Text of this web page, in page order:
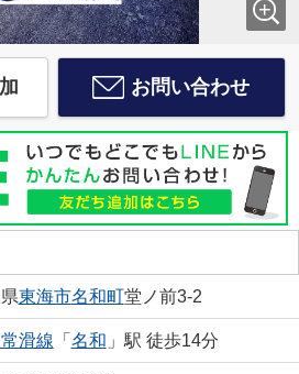
お問い合わせ
東海市名和町堂ノ前3-2
滑線 「 名和 」駅 徒歩14分